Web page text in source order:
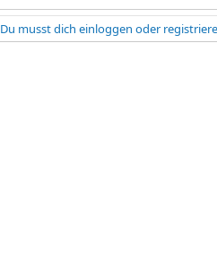
Du musst dich einloggen oder